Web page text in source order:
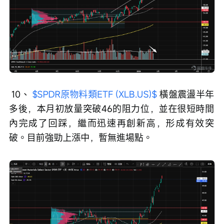
10、 $SPDR原物料類ETF (XLB.US)$ 橫盤震盪半年
多後，本月初放量突破46的阻力位，並在很短時間
內完成了回踩，繼而迅速再創新高，形成有效突
破。目前強勁上漲中，暫無進場點。